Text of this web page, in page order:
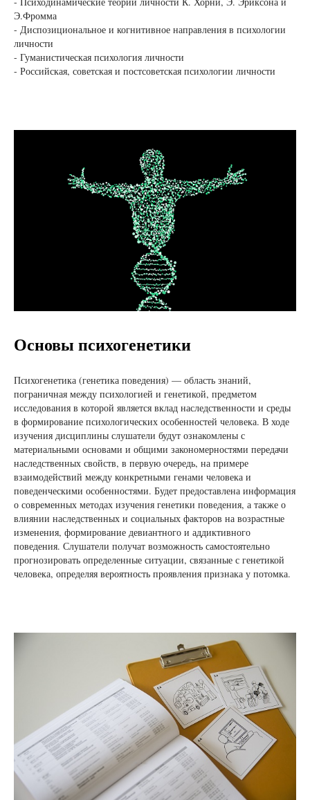
Э.Фромма
- Диспозициональное и когнитивное направления в психологии
личности
- Гуманистическая психология личности
- Российская, советская и постсоветская психологии личности
Основы психогенетики
Психогенетика (генетика поведения) — область знаний,
пограничная между психологией и генетикой, предметом
исследования в которой является вклад наследственности и среды
в формирование психологических особенностей человека. В ходе
изучения дисциплины слушатели будут ознакомлены с
материальными основами и общими закономерностями передачи
наследственных свойств, в первую очередь, на примере
взаимодействий между конкретными генами человека и
поведенческими особенностями. Будет предоставлена информация
о современных методах изучения генетики поведения, а также о
влиянии наследственных и социальных факторов на возрастные
изменения, формирование девиантного и аддиктивного
поведения. Слушатели получат возможность самостоятельно
прогнозировать определенные ситуации, связанные с генетикой
человека, определяя вероятность проявления признака у потомка.